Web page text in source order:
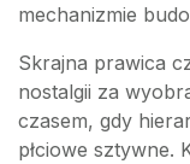
mechanizmie
Skrajna prawica
nostalgii za
czasem, gdy
płciowe sztywne.